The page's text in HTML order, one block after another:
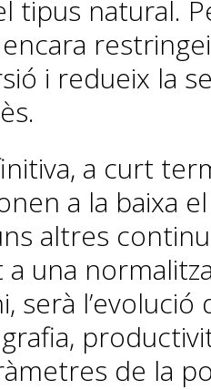
tipus natural.
i redueix la
a curt
nen a la baixa
altres
una
serà
de la